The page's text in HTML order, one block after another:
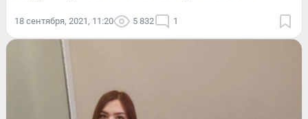
18 сентября, 2021, 11:20 5 832 1